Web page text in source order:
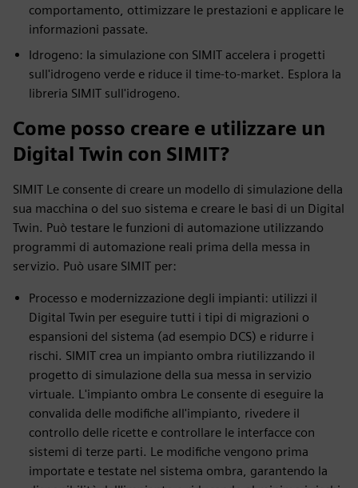
comportamento, ottimizzare le prestazioni e applicare le
informazioni passate.
Idrogeno: la simulazione con SIMIT accelera i progetti
sull'idrogeno verde e riduce il time-to-market. Esplora la
libreria SIMIT sull'idrogeno.
Come posso creare e utilizzare un
Digital Twin con SIMIT?
SIMIT Le consente di creare un modello di simulazione della
sua macchina o del suo sistema e creare le basi di un Digital
Twin. Può testare le funzioni di automazione utilizzando
programmi di automazione reali prima della messa in
servizio. Può usare SIMIT per:
Processo e modernizzazione degli impianti: utilizzi il
Digital Twin per eseguire tutti i tipi di migrazioni o
espansioni del sistema (ad esempio DCS) e ridurre i
rischi. SIMIT crea un impianto ombra riutilizzando il
progetto di simulazione della sua messa in servizio
virtuale. L'impianto ombra Le consente di eseguire la
convalida delle modifiche all'impianto, rivedere il
controllo delle ricette e controllare le interfacce con
sistemi di terze parti. Le modifiche vengono prima
importate e testate nel sistema ombra, garantendo la